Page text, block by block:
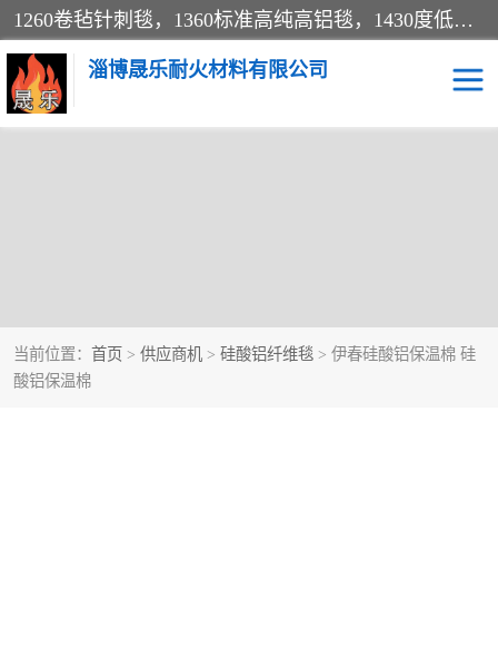
1260卷毡针刺毯，1360标准高纯高铝毯，1430度低锆锆铝含锆毯，普通挡渣棉卷毡，防火纸、挡火板、隔热垫片模块、棉块、折叠块、散棉高温固化剂价格规格密度多少钱图片视频立方平米参数指标
淄博晟乐耐火材料有限公司
当前位置： 首页 > 供应商机 > 硅酸铝纤维毯 > 伊春硅酸铝保温棉 硅
酸铝保温棉